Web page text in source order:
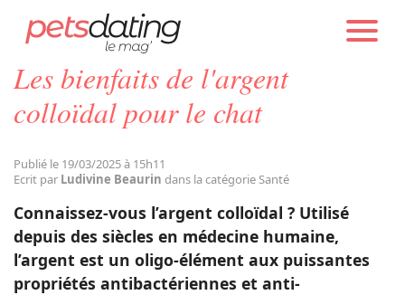
Chien
Faits Divers
Emotion
PETS DATING GUIDES CHAT
Les bienfaits de l'argent
colloïdal pour le chat
Publié le 19/03/2025 à 15h11
Ecrit par Ludivine Beaurin dans la catégorie Santé
Connaissez-vous l’argent colloïdal ? Utilisé
depuis des siècles en médecine humaine,
l’argent est un oligo-élément aux puissantes
propriétés antibactériennes et anti-